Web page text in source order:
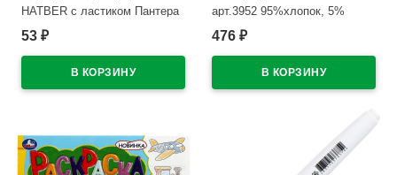
HATBER с ластиком Пантера
(Pantera) HB круглый корпус
53 ₽
арт.3952 95%хлопок, 5%
эластан цвет ассорти
476 ₽